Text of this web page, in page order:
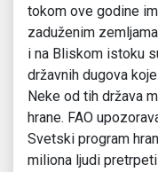
tokom ove godine
zaduženim
i na Bliskom istoku
državnih dugova
Neke od tih država
hrane. FAO
Svetski program
miliona ljudi